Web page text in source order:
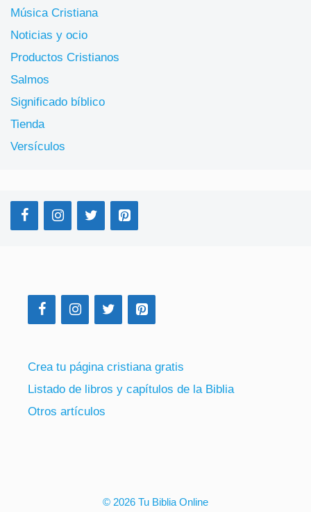
Música Cristiana
Noticias y ocio
Productos Cristianos
Salmos
Significado bíblico
Tienda
Versículos
Crea tu página cristiana gratis
Listado de libros y capítulos de la Biblia
Otros artículos
© 2026 Tu Biblia Online